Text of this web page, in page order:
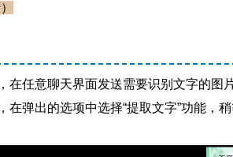
在任意聊天界面发送需要识别文字的图
在弹出的选项中选择“提取文字”功能，